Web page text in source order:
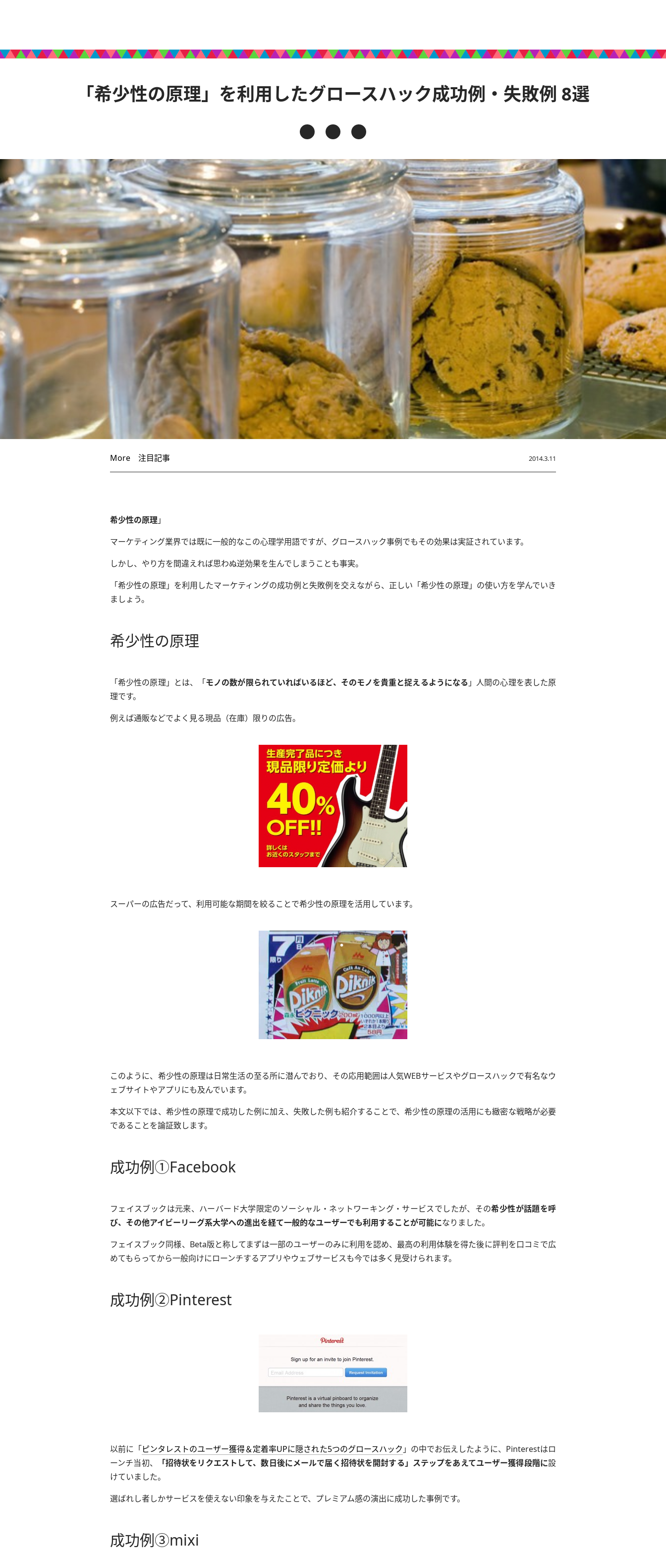
「希少性の原理」を利用したグロースハック成功例・失敗例 8選
More 注目記事 2014.3.11
希少性の原理 」
マーケティング業界では既に一般的なこの心理学用語ですが、グロースハック事例でもその効果は実証されています。
しかし、やり方を間違えれば思わぬ逆効果を生んでしまうことも事実。
「希少性の原理」を利用したマーケティングの成功例と失敗例を交えながら、正しい「希少性の原理」の使い方を学んでいき
ましょう。
希少性の原理
「希少性の原理」とは、「モノの数が限られていればいるほど、そのモノを貴重と捉えるようになる 」人間の心理を表した原
理です。
例えば通販などでよく見る現品（在庫）限りの広告。
スーパーの広告だって、利用可能な期間を絞ることで希少性の原理を活用しています。
このように、希少性の原理は日常生活の至る所に潜んでおり、その応用範囲は人気WEBサービスやグロースハックで有名なウ
ェブサイトやアプリにも及んでいます。
本文以下では、希少性の原理で成功した例に加え、失敗した例も紹介することで、希少性の原理の活用にも緻密な戦略が必要
であることを論証致します。
成功例①Facebook
フェイスブックは元来、ハーバード大学限定のソーシャル・ネットワーキング・サービスでしたが、その希少性が話題を呼
び、その他アイビーリーグ系大学への進出を経て一般的なユーザーでも利用することが可能になりました。
フェイスブック同様、Beta版と称してまずは一部のユーザーのみに利用を認め、最高の利用体験を得た後に評判を口コミで広
めてもらってから一般向けにローンチするアプリやウェブサービスも今では多く見受けられます。
成功例②Pinterest
以前に「ピンタレストのユーザー獲得＆定着率UPに隠された5つのグロースハック 」の中でお伝えしたように、Pinterestはロ
ーンチ当初、
「招待状をリクエストして、数日後にメールで届く招待状を開封する」ステップをあえてユーザー獲得段階に設
けていました。
選ばれし者しかサービスを使えない印象を与えたことで、プレミアム感の演出に成功した事例です。
成功例③mixi